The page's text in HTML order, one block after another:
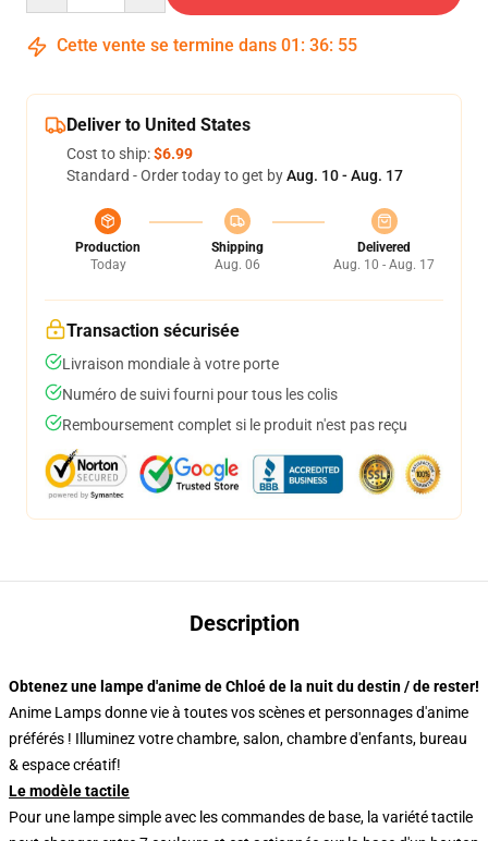
Cette vente se termine dans 01 : 36: 54
Deliver to United States
Cost to ship:$6.99
Standard - Order today to get byAug. 10 - Aug. 17
Production
Today
Shipping
Aug. 06
Delivered
Aug. 10 - Aug. 17
Transaction sécurisée
Livraison mondiale à votre porte
Numéro de suivi fourni pour tous les colis
Remboursement complet si le produit n'est pas reçu
Description
Obtenez une lampe d'anime de Chloé de la nuit du destin / de rester!
Anime Lamps donne vie à toutes vos scènes et personnages d'anime
préférés ! Illuminez votre chambre, salon, chambre d'enfants, bureau
& espace créatif!
Le modèle tactile
Pour une lampe simple avec les commandes de base, la variété tactile